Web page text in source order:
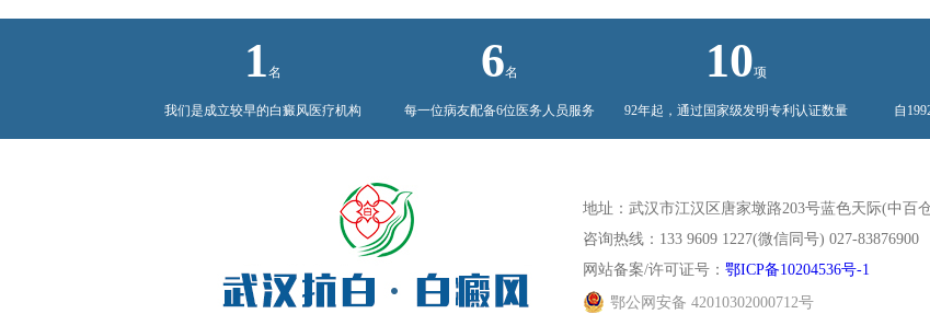
1名
我们是成立较早的白癜风医疗机构
6名
每一位病友配备6位医务人员服务
10项
92年起，通过国家级发明专利认证数量 自
地址：武汉市江汉区唐家墩路203号蓝色天际(中百
咨询热线：133 9609 1227(微信同号) 027-83876900
网站备案/许可证号： 鄂ICP备10204536号-1
鄂公网安备 42010302000712号